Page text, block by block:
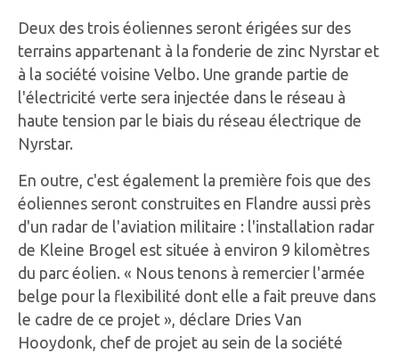
Deux des trois éoliennes seront érigées sur des
terrains appartenant à la fonderie de zinc Nyrstar et
à la société voisine Velbo. Une grande partie de
l'électricité verte sera injectée dans le réseau à
haute tension par le biais du réseau électrique de
Nyrstar.
En outre, c'est également la première fois que des
éoliennes seront construites en Flandre aussi près
d'un radar de l'aviation militaire : l'installation radar
de Kleine Brogel est située à environ 9 kilomètres
du parc éolien. « Nous tenons à remercier l'armée
belge pour la flexibilité dont elle a fait preuve dans
le cadre de ce projet », déclare Dries Van
Hooydonk, chef de projet au sein de la société